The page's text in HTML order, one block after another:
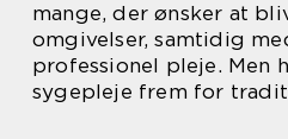
mange, der ønsker at
omgivelser, samtidig
professionel pleje.
sygepleje frem for